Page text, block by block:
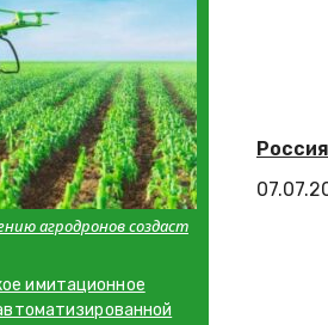
агродронов создаст